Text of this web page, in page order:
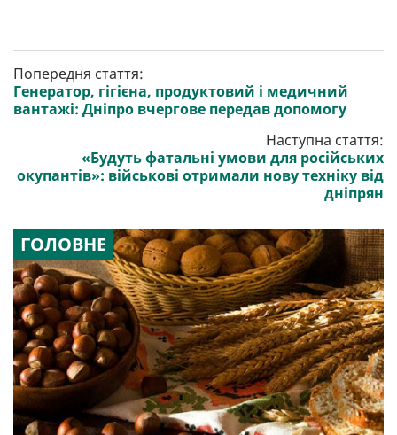
Попередня стаття:
Генератор, гігієна, продуктовий і медичний
вантажі: Дніпро вчергове передав допомогу
Наступна стаття:
«Будуть фатальні умови для російських
окупантів»: військові отримали нову техніку від
дніпрян
ГОЛОВНЕ